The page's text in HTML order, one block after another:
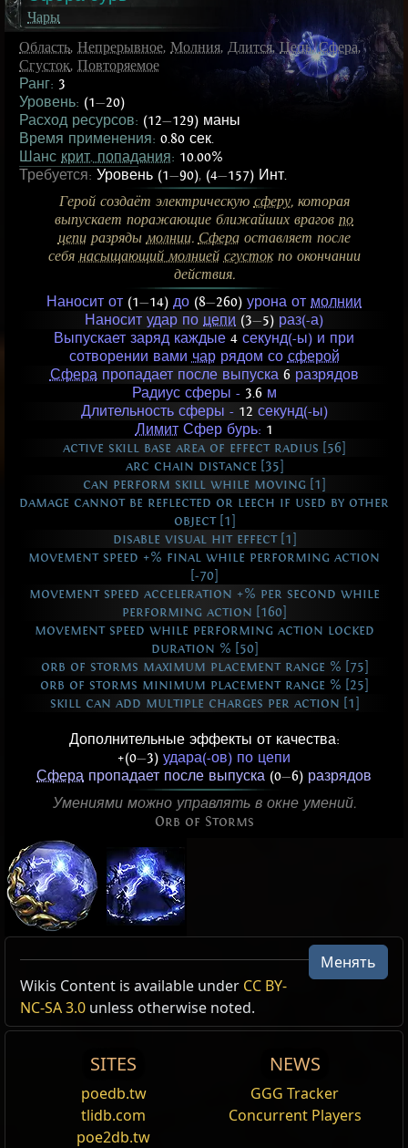
Чары
Область, Непрерывное, Молния, Длится,Цепь,Сфера,
Сгусток, Повторяемое
Ранг: 3
Уровень: (1—20)
Расход ресурсов: (12—129) маны
Время применения: 0.80 сек.
Шанс крит. попадания: 10.00%
Требуется: Уровень (1—90), (4—157) Инт.
Герой создаёт электрическую сферу, которая
выпускает поражающие ближайших врагов по
цепиразрядымолнии. Сфераоставляет после
себя насыщающий молнией сгустокпо окончании
действия.
Наносит от (1—14) до (8—260) урона от молнии
Наносит удар по цепи (3—5) раз(-а)
Выпускает заряд каждые 4 секунд(-ы) и при
сотворении вами чаррядом со сферой
Сферапропадает после выпуска 6разрядов
Радиус сферы - 3.6м
Длительность сферы - 12 секунд(-ы)
ЛимитСфер бурь: 1
active skill base area of effect radius [56]
arc chain distance [35]
can perform skill while moving [1]
damage cannot be reflected or leech if used by other
object [1]
disable visual hit effect [1]
movement speed +% final while performing action
[-70]
movement speed acceleration +% per second while
performing action [160]
movement speed while performing action locked
duration % [50]
orb of storms maximum placement range % [75]
orb of storms minimum placement range % [25]
skill can add multiple charges per action [1]
Дополнительные эффекты от качества:
+(0—3) удара(-ов) по цепи
Сфера пропадает после выпуска (0—6) разрядов
Умениями можно управлять в окне умений.
Orb of Storms
Active Type: Spell, Damage, Lightning, Area,
Chains, Triggerable, Trappable, Mineable, Totemable,
AreaSpell, Orb, UsableWhileMoving, Limit, Duration,
Unleashable
Небесная Сфера бурь
Эффект Сферы бурь,Небесные
Cost:100
Ваша Сфера бурь приобретает небесный эффект.
Демоническая Сфера бурь
Эффект Сферы бурь
Демонические
Менять
Wikis Content is available under CC BY-
NC-SA 3.0 unless otherwise noted.
SITES
poedb.tw
tlidb.com
poe2db.tw
NEWS
GGG Tracker
Concurrent Players